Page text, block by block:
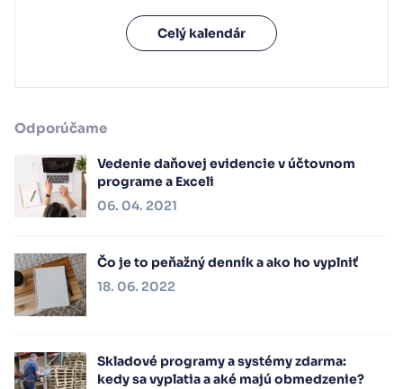
Celý kalendár
Odporúčame
Vedenie daňovej evidencie v účtovnom
programe a Exceli
06. 04. 2021
Čo je to peňažný denník a ako ho vyplniť
18. 06. 2022
Skladové programy a systémy zdarma:
kedy sa vyplatia a aké majú obmedzenie?